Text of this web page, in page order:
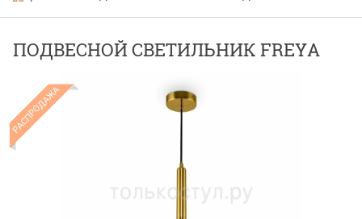
ПОДВЕСНОЙ СВЕТИЛЬНИК FREYA
РАСПРОДАЖА